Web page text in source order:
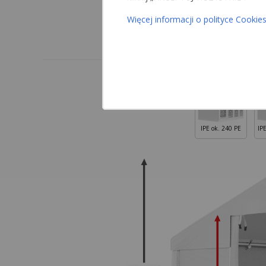
IPE ok. 240 PE
Więcej informacji o polityce Cookies